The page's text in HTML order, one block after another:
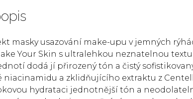
masky usazování make-upu v jemných
Your Skin s ultralehkou neznatelnou
dodá jí přirozený tón a čistý
niacinamidu a zklidňujícího extraktu z
hydrataci jednotnější tón a